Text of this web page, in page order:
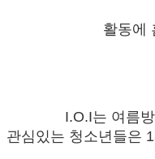
활동에
I.O.I는 여름
관심있는 청소년들은